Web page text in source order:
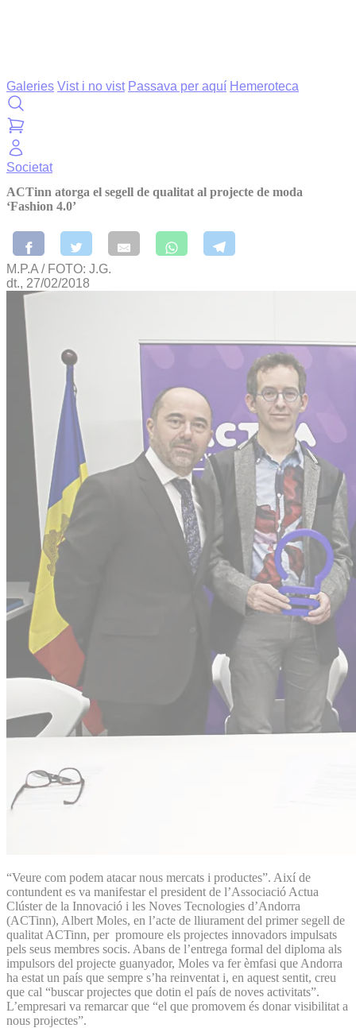
Galeries Vist i no vist Passava per aquí Hemeroteca
Societat
ACTinn atorga el segell de qualitat al projecte de moda
‘Fashion 4.0’
M.P.A / FOTO: J.G.
dt., 27/02/2018
“Veure com podem atacar nous mercats i productes”. Així de
contundent es va manifestar el president de l’Associació Actua
Clúster de la Innovació i les Noves Tecnologies d’Andorra
(ACTinn), Albert Moles, en l’acte de lliurament del primer segell de
qualitat ACTinn, per promoure els projectes innovadors impulsats
pels seus membres socis. Abans de l’entrega formal del diploma als
impulsors del projecte guanyador, Moles va fer èmfasi que Andorra
ha estat un país que sempre s’ha reinventat i, en aquest sentit, creu
que cal “buscar projectes que dotin el país de noves activitats”.
L’empresari va remarcar que “el que promovem és donar visibilitat a
nous projectes”.